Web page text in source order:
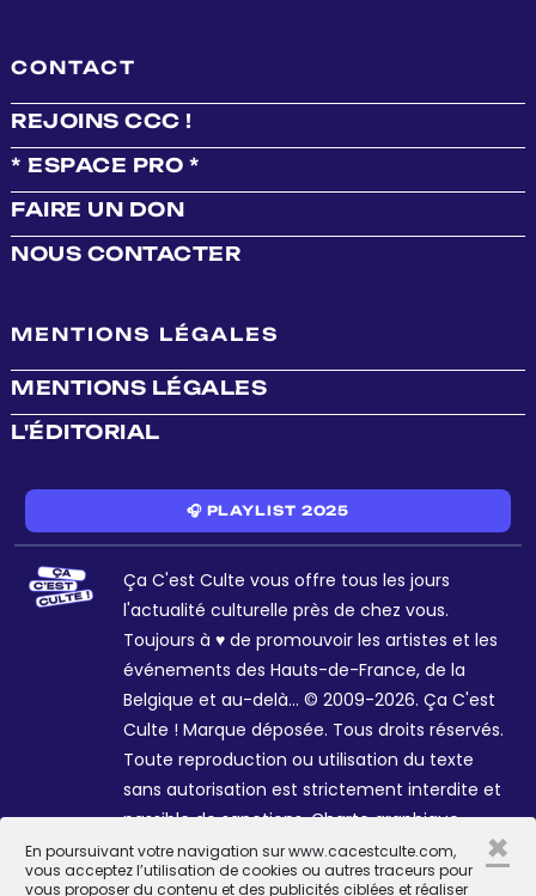
En poursuivant votre navigation sur www.cacestculte.com,
vous acceptez l’utilisation de cookies ou autres traceurs pour
vous proposer du contenu et des publicités ciblées et réaliser
×
CONTACT
REJOINS CCC !
* ESPACE PRO *
FAIRE UN DON
NOUS CONTACTER
MENTIONS LÉGALES
MENTIONS LÉGALES
L'ÉDITORIAL
🎧 PLAYLIST 2025
Ça C'est Culte vous offre tous les jours
l'actualité culturelle près de chez vous.
Toujours à ♥ de promouvoir les artistes et les
événements des Hauts-de-France, de la
Belgique et au-delà... © 2009-2026. Ça C'est
Culte ! Marque déposée. Tous droits réservés.
Toute reproduction ou utilisation du texte
sans autorisation est strictement interdite et
passible de sanctions. Charte graphique
Sophie R. et Céline Galant.